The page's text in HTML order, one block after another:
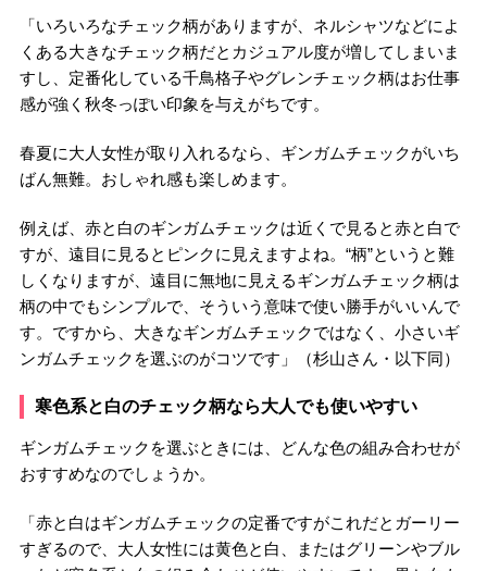
「いろいろなチェック柄がありますが、ネルシャツなどによ
くある大きなチェック柄だとカジュアル度が増してしまいま
すし、定番化している千鳥格子やグレンチェック柄はお仕事
感が強く秋冬っぽい印象を与えがちです。
春夏に大人女性が取り入れるなら、ギンガムチェックがいち
ばん無難。おしゃれ感も楽しめます。
例えば、赤と白のギンガムチェックは近くで見ると赤と白で
すが、遠目に見るとピンクに見えますよね。“柄”というと難
しくなりますが、遠目に無地に見えるギンガムチェック柄は
柄の中でもシンプルで、そういう意味で使い勝手がいいんで
す。ですから、大きなギンガムチェックではなく、小さいギ
ンガムチェックを選ぶのがコツです」（杉山さん・以下同）
寒色系と白のチェック柄なら大人でも使いやすい
ギンガムチェックを選ぶときには、どんな色の組み合わせが
おすすめなのでしょうか。
「赤と白はギンガムチェックの定番ですがこれだとガーリー
すぎるので、大人女性には黄色と白、またはグリーンやブル